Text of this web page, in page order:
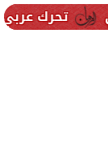
وإسلامي